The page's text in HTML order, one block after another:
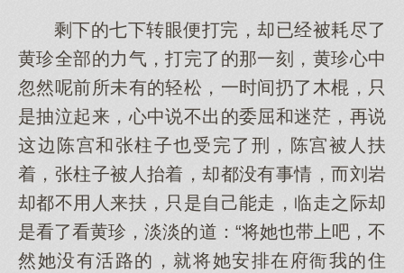
剩下的七下转眼便打完，却已经被耗尽了
黄珍全部的力气，打完了的那一刻，黄珍心中
忽然呢前所未有的轻松，一时间扔了木棍，只
是抽泣起来，心中说不出的委屈和迷茫，再说
这边陈宫和张柱子也受完了刑，陈宫被人扶
着，张柱子被人抬着，却都没有事情，而刘岩
却都不用人来扶，只是自己能走，临走之际却
是看了看黄珍，淡淡的道：“将她也带上吧，不
然她没有活路的，就将她安排在府衙我的住